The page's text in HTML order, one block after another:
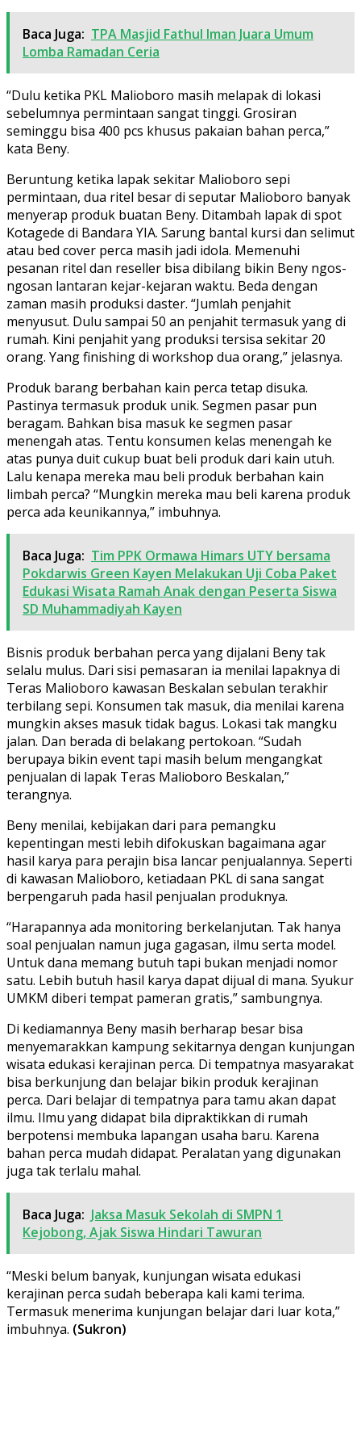
Baca Juga: TPA Masjid Fathul Iman Juara Umum
Lomba Ramadan Ceria
“Dulu ketika PKL Malioboro masih melapak di lokasi
sebelumnya permintaan sangat tinggi. Grosiran
seminggu bisa 400 pcs khusus pakaian bahan perca,”
kata Beny.
Beruntung ketika lapak sekitar Malioboro sepi
permintaan, dua ritel besar di seputar Malioboro banyak
menyerap produk buatan Beny. Ditambah lapak di spot
Kotagede di Bandara YIA. Sarung bantal kursi dan selimut
atau bed cover perca masih jadi idola. Memenuhi
pesanan ritel dan reseller bisa dibilang bikin Beny ngos-
ngosan lantaran kejar-kejaran waktu. Beda dengan
zaman masih produksi daster. “Jumlah penjahit
menyusut. Dulu sampai 50 an penjahit termasuk yang di
rumah. Kini penjahit yang produksi tersisa sekitar 20
orang. Yang finishing di workshop dua orang,” jelasnya.
Produk barang berbahan kain perca tetap disuka.
Pastinya termasuk produk unik. Segmen pasar pun
beragam. Bahkan bisa masuk ke segmen pasar
menengah atas. Tentu konsumen kelas menengah ke
atas punya duit cukup buat beli produk dari kain utuh.
Lalu kenapa mereka mau beli produk berbahan kain
limbah perca? “Mungkin mereka mau beli karena produk
perca ada keunikannya,” imbuhnya.
Baca Juga: Tim PPK Ormawa Himars UTY bersama
Pokdarwis Green Kayen Melakukan Uji Coba Paket
Edukasi Wisata Ramah Anak dengan Peserta Siswa
SD Muhammadiyah Kayen
Bisnis produk berbahan perca yang dijalani Beny tak
selalu mulus. Dari sisi pemasaran ia menilai lapaknya di
Teras Malioboro kawasan Beskalan sebulan terakhir
terbilang sepi. Konsumen tak masuk, dia menilai karena
mungkin akses masuk tidak bagus. Lokasi tak mangku
jalan. Dan berada di belakang pertokoan. “Sudah
berupaya bikin event tapi masih belum mengangkat
penjualan di lapak Teras Malioboro Beskalan,”
terangnya.
Beny menilai, kebijakan dari para pemangku
kepentingan mesti lebih difokuskan bagaimana agar
hasil karya para perajin bisa lancar penjualannya. Seperti
di kawasan Malioboro, ketiadaan PKL di sana sangat
berpengaruh pada hasil penjualan produknya.
“Harapannya ada monitoring berkelanjutan. Tak hanya
soal penjualan namun juga gagasan, ilmu serta model.
Untuk dana memang butuh tapi bukan menjadi nomor
satu. Lebih butuh hasil karya dapat dijual di mana. Syukur
UMKM diberi tempat pameran gratis,” sambungnya.
Di kediamannya Beny masih berharap besar bisa
menyemarakkan kampung sekitarnya dengan kunjungan
wisata edukasi kerajinan perca. Di tempatnya masyarakat
bisa berkunjung dan belajar bikin produk kerajinan
perca. Dari belajar di tempatnya para tamu akan dapat
ilmu. Ilmu yang didapat bila dipraktikkan di rumah
berpotensi membuka lapangan usaha baru. Karena
bahan perca mudah didapat. Peralatan yang digunakan
juga tak terlalu mahal.
Baca Juga: Jaksa Masuk Sekolah di SMPN 1
Kejobong, Ajak Siswa Hindari Tawuran
“Meski belum banyak, kunjungan wisata edukasi
kerajinan perca sudah beberapa kali kami terima.
Termasuk menerima kunjungan belajar dari luar kota,”
imbuhnya. (Sukron)